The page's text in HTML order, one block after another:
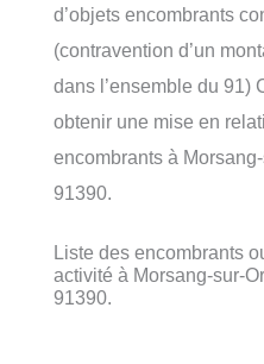
d’objets encombrants
(contravention d’un
dans l’ensemble du 91)
obtenir une mise en
encombrants à
91390.
Liste des encombrants
activité à Morsang-sur-
91390.